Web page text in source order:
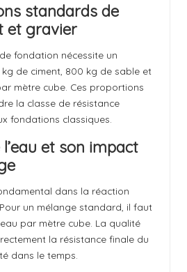
standards de
et gravier
fondation nécessite un
de ciment, 800 kg de sable et
mètre cube. Ces proportions
la classe de résistance
fondations classiques
et son impact
dans la réaction
un mélange standard, il faut
par mètre cube. La qualité
la résistance finale du
dans le temps.